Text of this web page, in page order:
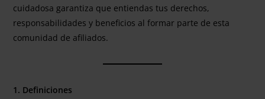
cuidadosa garantiza que entiendas tus derechos,
responsabilidades y beneficios al formar parte de esta
comunidad de afiliados.
1. Definiciones